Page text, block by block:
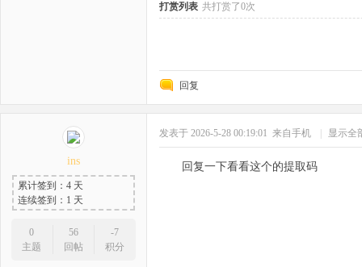
打赏列表 共打赏了0次
回复
ins
累计签到：4 天
连续签到：1 天
0
主题
56
回帖
-7
积分
发表于 2026-5-28 00:19:01 来自手机 显示全
回复一下看看这个的提取码